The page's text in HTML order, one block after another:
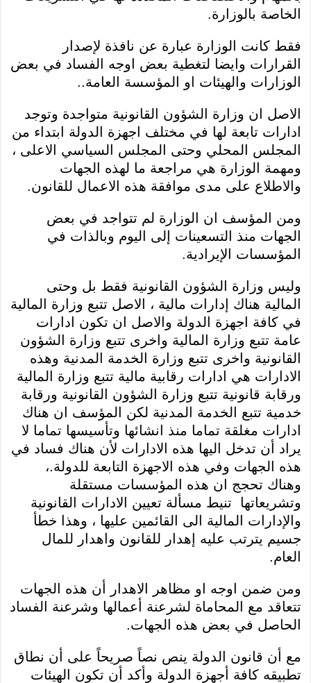
الخاصة بالوزارة.
فقط كانت الوزارة عبارة عن نافذة لإصدار
القرارات وايضا لتغطية بعض اوجه الفساد في بعض
الوزارات والهيئات او المؤسسة العامة..
الاصل ان وزارة الشؤون القانونية متواجدة وتوجد
ادارات تابعة لها في مختلف اجهزة الدولة ابتداء من
المجلس المحلي وحتى المجلس السياسي الاعلى ،
ومهمة الوزارة هي مراجعة ما لهذه الجهات
والاطلاع على مدى موافقة هذه الاعمال للقانون.
ومن المؤسف ان الوزارة لم تتواجد في بعض
الجهات منذ التسعينات إلى اليوم وبالذات في
المؤسسات الإيرادية.
وليس وزارة الشؤون القانونية فقط بل وحتى
المالية هناك إدارات مالية ، الاصل تتبع وزارة المالية
في كافة اجهزة الدولة والاصل ان تكون ادارات
عامة تتبع وزارة المالية واخرى تتبع وزارة الشؤون
القانونية واخرى تتبع وزارة الخدمة المدنية وهذه
الادارات هي ادارات رقابية مالية تتبع وزارة المالية
ورقابة قانونية تتبع وزارة الشؤون القانونية ورقابة
خدمية تتبع الخدمة المدنية لكن المؤسف ان هناك
ادارات مغلقة تماما منذ انشائها وتأسيسها تماما لا
يراد أن تدخل اليها هذه الادارات لأن هناك فساد في
هذه الجهات وفي هذه الاجهزة التابعة للدولة.،
وهناك تحجج ان هذه المؤسسات مستقلة
وتشريعاتها تنيط مسألة تعيين الادارات القانونية
والإدارات المالية الى القائمين عليها ، وهذا خطأ
جسيم يترتب عليه إهدار للقانون واهدار للمال
العام.
ومن ضمن اوجه او مظاهر الاهدار أن هذه الجهات
تتعاقد مع المحاماة لشرعنة أعمالها وشرعنة الفساد
الحاصل في بعض هذه الجهات.
مع أن قانون الدولة ينص نصاً صريحاً على أن نطاق
تطبيقه كافة أجهزة الدولة وأكد أن تكون الهيئات